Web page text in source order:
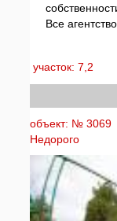
Все
участок: 7,2
объект: № 3069
Недорого